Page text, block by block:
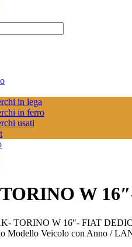
in lega
in ferro
usati
W
TORINO W 16″- FIAT
Modello Veicolo con Anno /